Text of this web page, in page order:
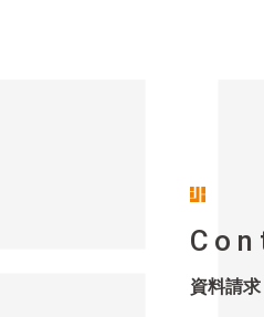
資料請